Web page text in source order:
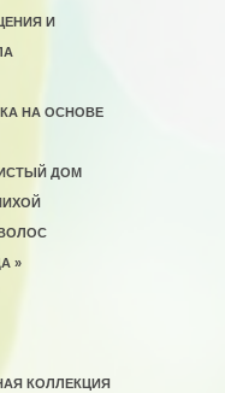
И
НА ОСНОВЕ
ДОМ
»
КОЛЛЕКЦИЯ